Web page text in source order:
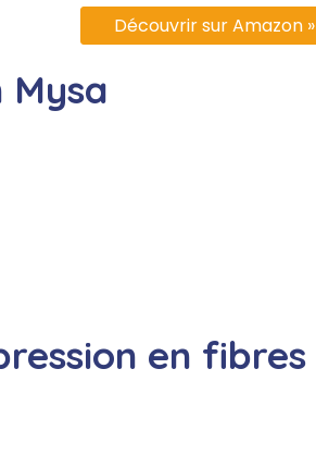
Découvrir sur Amazon »
Mysa
en fibres